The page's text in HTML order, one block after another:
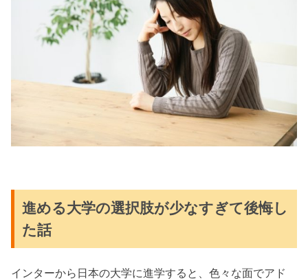
進める大学の選択肢が少なすぎて後悔し
た話
インターから日本の大学に進学すると、色々な面でアド